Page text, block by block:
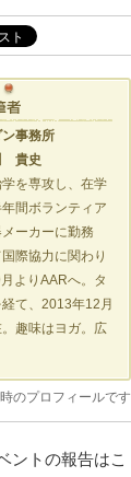
事務所
貴史
を専攻し、在学
間ボランティア
ーカーに勤務
際協力に関わり
よりAARへ。タ
て、2013年12月
趣味はヨガ。広
のプロフィールです
ントの報告はこ